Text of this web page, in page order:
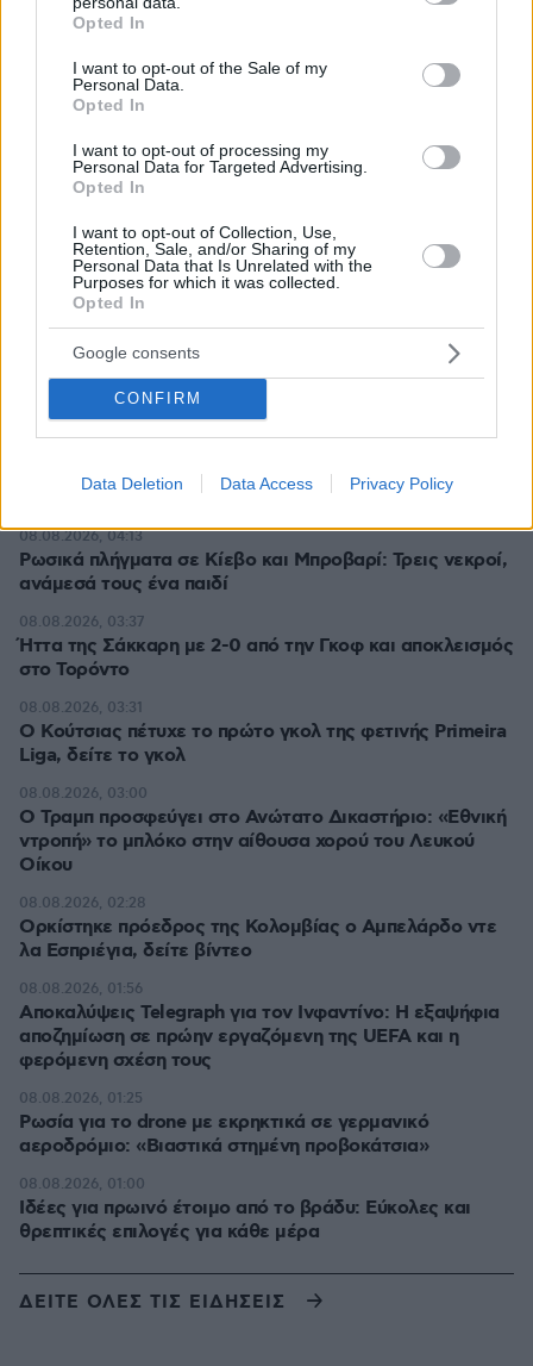
grant or deny consent to Google and its third-party tags to
use your data for below specified purposes in below Google
consent section.
Opted In
I want to opt-out of the Sale of my
Personal Data.
Opted In
I want to opt-out of processing my
Personal Data for Targeted Advertising.
Opted In
I want to opt-out of Collection, Use,
Retention, Sale, and/or Sharing of my
Personal Data that Is Unrelated with the
Purposes for which it was collected.
Opted In
Google consents
CONFIRM
Data Deletion Data Access Privacy Policy
Οι συμβολισμοί, τα πρόσωπα «κλειδιά» και η σκηνοθεσία
για τις ανακοινώσεις του κόμματος Καρυστιανού στη
Θεσσαλονίκη
18.05.2026, 10:17
ΡΟΗ ΕΙΔΗΣΕΩΝ
Ειδήσεις Δημοφιλή Σχολιασμένα
Τρόμος για τουρίστες στη Μποτσουάνα: Ιπποπόταμος
καταδιώκει το σκάφος τους, δείτε βίντεο
Μακαρονάδα με μελιτζάνα, ντομάτα και ανθότυρο
πριν 21 λεπτά
Ρωσικά πλήγματα σε Κίεβο και Μπροβαρί: Τρεις νεκροί,
ανάμεσά τους ένα παιδί
08.08.2026, 04:13
Ήττα της Σάκκαρη με 2-0 από την Γκοφ και αποκλεισμός
στο Τορόντο
08.08.2026, 03:37
Ο Κούτσιας πέτυχε το πρώτο γκολ της φετινής Primeira
Liga, δείτε το γκολ
08.08.2026, 03:31
Ο Τραμπ προσφεύγει στο Ανώτατο Δικαστήριο: «Εθνική
ντροπή» το μπλόκο στην αίθουσα χορού του Λευκού
Οίκου
08.08.2026, 03:00
Ορκίστηκε πρόεδρος της Κολομβίας ο Αμπελάρδο ντε
λα Εσπριέγια, δείτε βίντεο
08.08.2026, 02:28
Αποκαλύψεις Telegraph για τον Ινφαντίνο: Η εξαψήφια
αποζημίωση σε πρώην εργαζόμενη της UEFA και η
φερόμενη σχέση τους
08.08.2026, 01:56
Ρωσία για το drone με εκρηκτικά σε γερμανικό
αεροδρόμιο: «Βιαστικά στημένη προβοκάτσια»
08.08.2026, 01:25
Ιδέες για πρωινό έτοιμο από το βράδυ: Εύκολες και
θρεπτικές επιλογές για κάθε μέρα
08.08.2026, 01:00
ΔΕΙΤΕ ΟΛΕΣ ΤΙΣ ΕΙΔΗΣΕΙΣ